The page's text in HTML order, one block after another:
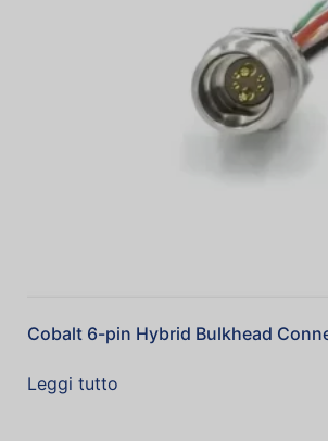
Cobalt 6-pin Hybrid Bulkhead
Leggi tutto